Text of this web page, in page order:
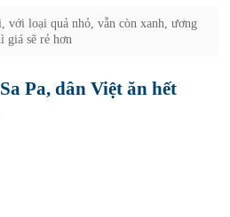
với loại quả nhỏ, vẫn còn xanh, ương
giá sẽ rẻ hơn
Pa, dân Việt ăn hết